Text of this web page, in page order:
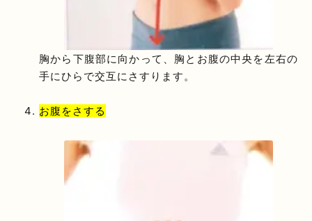
胸から下腹部に向かって、胸とお腹の中央を左右の
手にひらで交互にさすります。
お腹をさする